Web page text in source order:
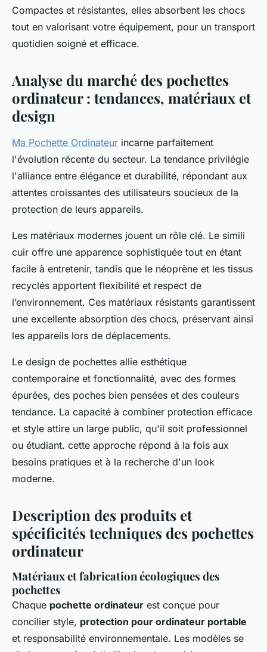
Compactes et résistantes, elles absorbent les chocs
tout en valorisant votre équipement, pour un transport
quotidien soigné et efficace.
Analyse du marché des pochettes
ordinateur : tendances, matériaux et
design
Ma Pochette Ordinateur incarne parfaitement
l'évolution récente du secteur. La tendance privilégie
l'alliance entre élégance et durabilité, répondant aux
attentes croissantes des utilisateurs soucieux de la
protection de leurs appareils.
Les matériaux modernes jouent un rôle clé. Le simili
cuir offre une apparence sophistiquée tout en étant
facile à entretenir, tandis que le néoprène et les tissus
recyclés apportent flexibilité et respect de
l’environnement. Ces matériaux résistants garantissent
une excellente absorption des chocs, préservant ainsi
les appareils lors de déplacements.
Le design de pochettes allie esthétique
contemporaine et fonctionnalité, avec des formes
épurées, des poches bien pensées et des couleurs
tendance. La capacité à combiner protection efficace
et style attire un large public, qu'il soit professionnel
ou étudiant. cette approche répond à la fois aux
besoins pratiques et à la recherche d'un look
moderne.
Description des produits et
spécificités techniques des pochettes
ordinateur
Matériaux et fabrication écologiques des
pochettes
Chaque pochette ordinateur est conçue pour
concilier style, protection pour ordinateur portable
et responsabilité environnementale. Les modèles se